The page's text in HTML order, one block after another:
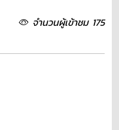
จำนวนผู้เข้าชม 175